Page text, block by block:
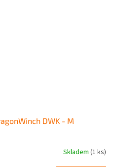
DWK - M
Skladem (1 ks)